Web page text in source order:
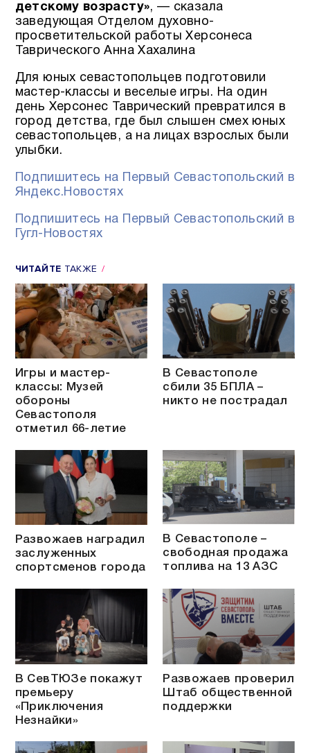
детскому возрасту», — сказала
заведующая Отделом духовно-
просветительской работы Херсонеса
Таврического Анна Хахалина
Для юных севастопольцев подготовили
мастер-классы и веселые игры. На один
день Херсонес Таврический превратился в
город детства, где был слышен смех юных
севастопольцев, а на лицах взрослых были
улыбки.
Подпишитесь на Первый Севастопольский в
Яндекс.Новостях
Подпишитесь на Первый Севастопольский в
Гугл-Новостях
ЧИТАЙТЕ ТАКЖЕ
Игры и мастер-
классы: Музей
обороны
Севастополя
отметил 66-летие
В Севастополе
сбили 35 БПЛА –
никто не пострадал
Развожаев наградил
заслуженных
спортсменов города
В Севастополе –
свободная продажа
топлива на 13 АЗС
В СевТЮЗе покажут
премьеру
«Приключения
Незнайки»
Развожаев проверил
Штаб общественной
поддержки